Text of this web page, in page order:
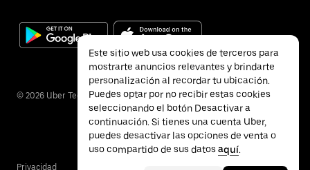
© 2026 Uber Technologies Inc.
Privacidad
Este sitio web usa cookies de terceros para
mostrarte anuncios relevantes y brindarte
personalización al recordar tu ubicación.
Puedes optar por no recibir estas cookies
seleccionando el botón Desactivar a
continuación. Si tienes una cuenta Uber,
puedes desactivar las opciones de venta o
uso compartido de sus datos aquí.